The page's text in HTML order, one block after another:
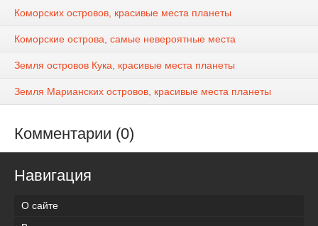
Коморских островов, красивые места планеты
Коморские острова, самые невероятные места
Земля островов Кука, красивые места планеты
Земля Марианских островов, красивые места планеты
Комментарии (0)
Навигация
О сайте